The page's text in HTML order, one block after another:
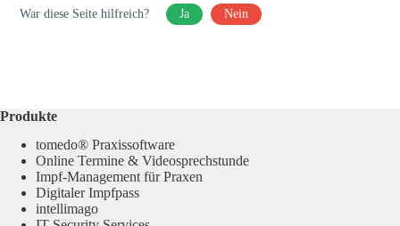
War diese Seite hilfreich? Ja Nein
Produkte
tomedo® Praxissoftware
Online Termine & Videosprechstunde
Impf-Management für Praxen
Digitaler Impfpass
intellimago